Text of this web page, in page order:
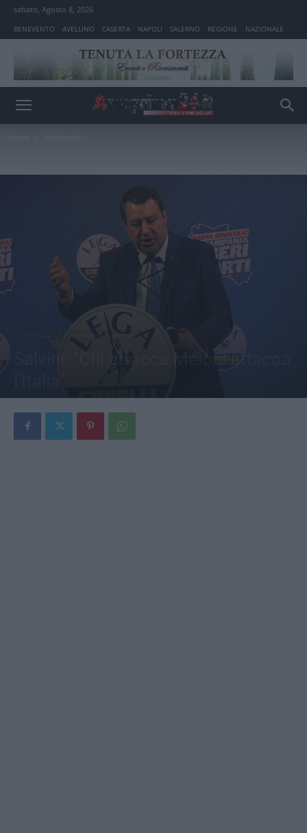
sabato, Agosto 8, 2026
BENEVENTO AVELLINO CASERTA NAPOLI SALERNO REGIONE NAZIONALE
Primo Piano Nazionale
Salvini: “Chi attacca Meloni attacca